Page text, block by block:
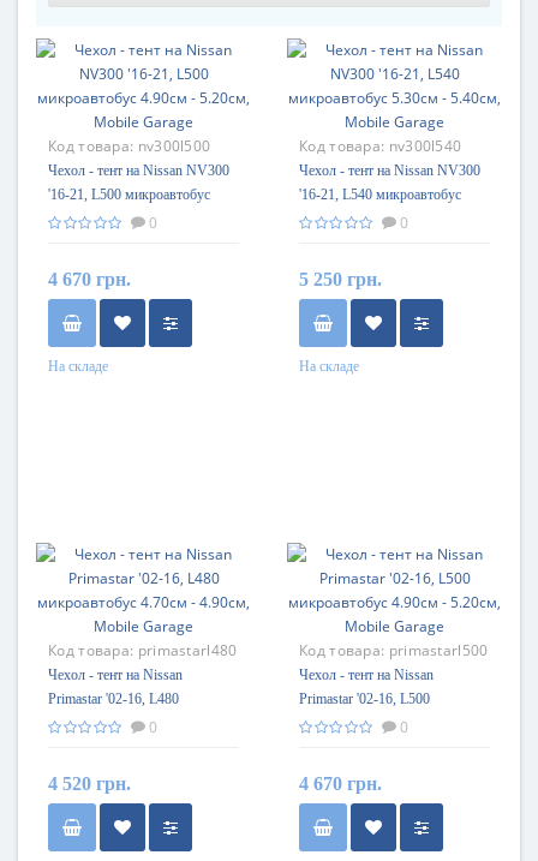
Код товара: nv300l500
Чехол - тент на Nissan NV300
'16-21, L500 микроавтобус
4.90см - 5.20см, Mobile Garage
0
4 670 грн.
На складе
Код товара: nv300l540
Чехол - тент на Nissan NV300
'16-21, L540 микроавтобус
5.30см - 5.40см, Mobile Garage
0
5 250 грн.
На складе
Код товара: primastarl480
Чехол - тент на Nissan
Primastar '02-16, L480
микроавтобус 4.70см - 4.90см,
0
4 520 грн.
Код товара: primastarl500
Чехол - тент на Nissan
Primastar '02-16, L500
микроавтобус 4.90см - 5.20см,
0
4 670 грн.